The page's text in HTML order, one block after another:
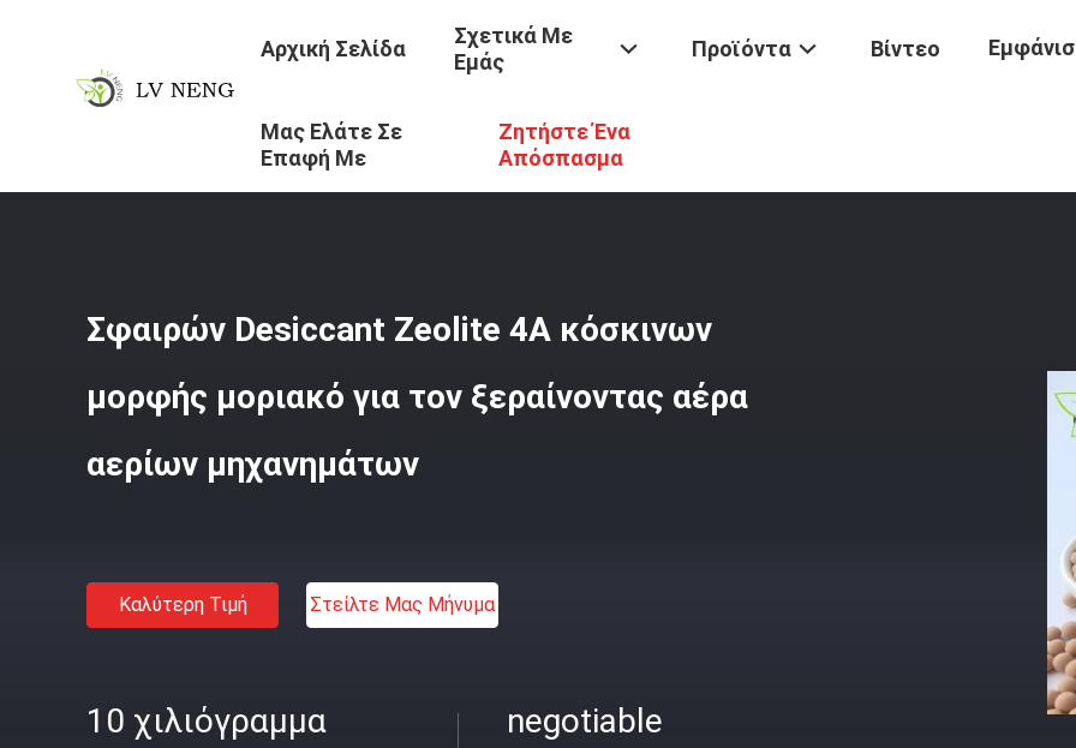
Αρχική Σελίδα
Σχετικά Με
Εμάς
Προϊόντα Βίντεο
Μας Ελάτε Σε
Επαφή Με
Ζητήστε Ένα
Απόσπασμα
Προϊόντα / Μοριακό Αποξηραντικό Κόσκινων / Σφαιρών Desiccant Zeolite 4A Κόσκινων Μορφής Μοριακό
Σφαιρών Desiccant Zeolite 4A κόσκινων
μορφής μοριακό για τον ξεραίνοντας αέρα
αερίων μηχανημάτων
Καλύτερη Τιμή Στείλτε Μας Μήνυμα
10 χιλιόγραμμα negotiable